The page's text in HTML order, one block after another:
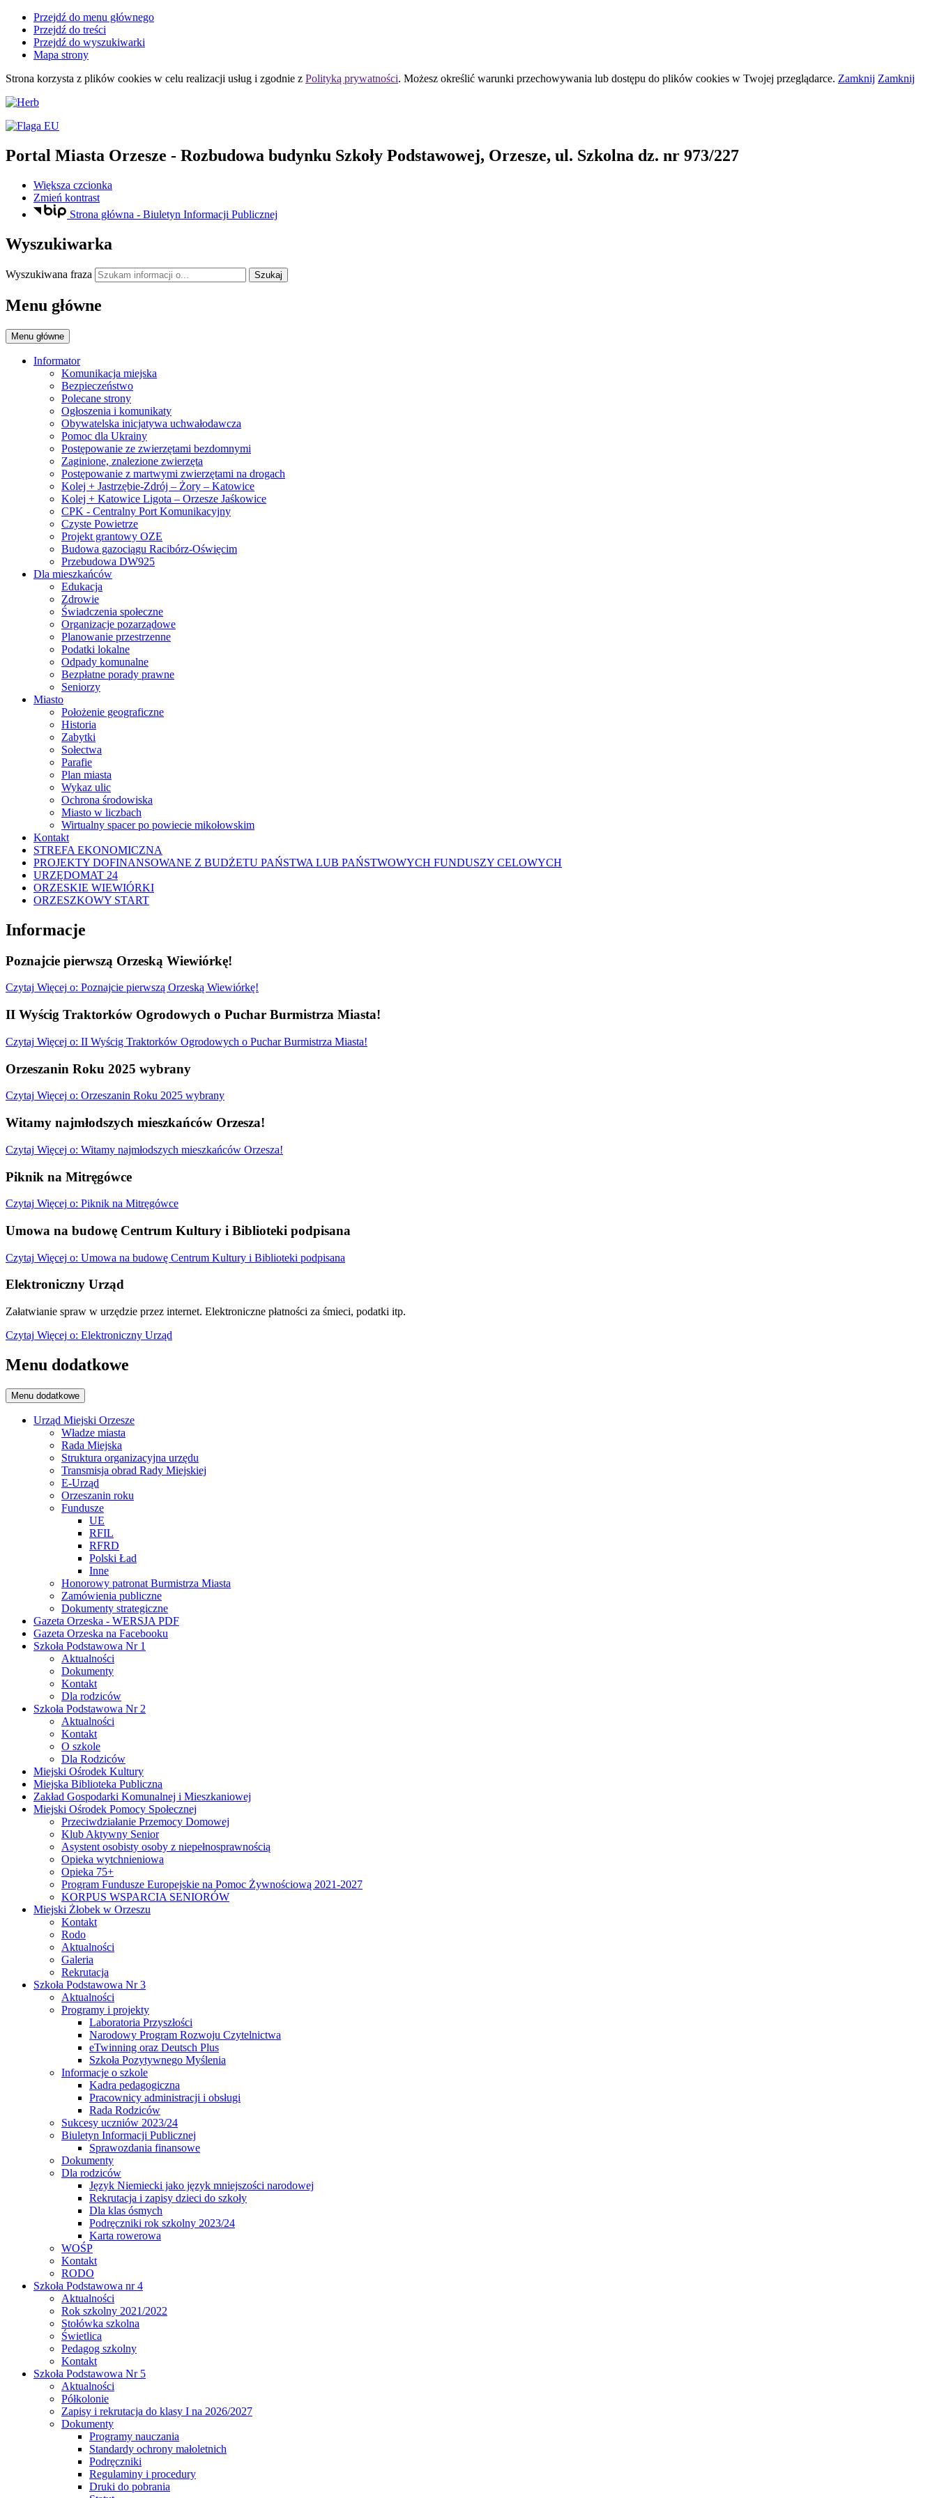
Przejdź do menu głównego
Przejdź do treści
Przejdź do wyszukiwarki
Mapa strony
Strona korzysta z plików cookies w celu realizacji usług i zgodnie z Polityką prywatności. Możesz określić warunki przechowywania lub dostępu do plików cookies w Twojej przeglądarce. Zamknij Zamknij
Portal Miasta Orzesze - Rozbudowa budynku Szkoły Podstawowej, Orzesze, ul. Szkolna dz. nr 973/227
Większa czcionka
Zmień kontrast
Strona główna - Biuletyn Informacji Publicznej
Wyszukiwarka
Wyszukiwana fraza Szukaj
Menu główne
Menu główne
Informator
Komunikacja miejska
Bezpieczeństwo
Polecane strony
Ogłoszenia i komunikaty
Obywatelska inicjatywa uchwałodawcza
Pomoc dla Ukrainy
Postępowanie ze zwierzętami bezdomnymi
Zaginione, znalezione zwierzęta
Postępowanie z martwymi zwierzętami na drogach
Kolej + Jastrzębie-Zdrój – Żory – Katowice
Kolej + Katowice Ligota – Orzesze Jaśkowice
CPK - Centralny Port Komunikacyjny
Czyste Powietrze
Projekt grantowy OZE
Budowa gazociągu Racibórz-Oświęcim
Przebudowa DW925
Dla mieszkańców
Edukacja
Zdrowie
Świadczenia społeczne
Organizacje pozarządowe
Planowanie przestrzenne
Podatki lokalne
Odpady komunalne
Bezpłatne porady prawne
Seniorzy
Miasto
Położenie geograficzne
Historia
Zabytki
Sołectwa
Parafie
Plan miasta
Wykaz ulic
Ochrona środowiska
Miasto w liczbach
Wirtualny spacer po powiecie mikołowskim
Kontakt
STREFA EKONOMICZNA
PROJEKTY DOFINANSOWANE Z BUDŻETU PAŃSTWA LUB PAŃSTWOWYCH FUNDUSZY CELOWYCH
URZĘDOMAT 24
ORZESKIE WIEWIÓRKI
ORZESZKOWY START
Informacje
Poznajcie pierwszą Orzeską Wiewiórkę!
Czytaj Więcej o: Poznajcie pierwszą Orzeską Wiewiórkę!
II Wyścig Traktorków Ogrodowych o Puchar Burmistrza Miasta!
Czytaj Więcej o: II Wyścig Traktorków Ogrodowych o Puchar Burmistrza Miasta!
Orzeszanin Roku 2025 wybrany
Czytaj Więcej o: Orzeszanin Roku 2025 wybrany
Witamy najmłodszych mieszkańców Orzesza!
Czytaj Więcej o: Witamy najmłodszych mieszkańców Orzesza!
Piknik na Mitręgówce
Czytaj Więcej o: Piknik na Mitręgówce
Umowa na budowę Centrum Kultury i Biblioteki podpisana
Czytaj Więcej o: Umowa na budowę Centrum Kultury i Biblioteki podpisana
Elektroniczny Urząd
Załatwianie spraw w urzędzie przez internet. Elektroniczne płatności za śmieci, podatki itp.
Czytaj Więcej o: Elektroniczny Urząd
Menu dodatkowe
Menu dodatkowe
Urząd Miejski Orzesze
Władze miasta
Rada Miejska
Struktura organizacyjna urzędu
Transmisja obrad Rady Miejskiej
E-Urząd
Orzeszanin roku
Fundusze
UE
RFIL
RFRD
Polski Ład
Inne
Honorowy patronat Burmistrza Miasta
Zamówienia publiczne
Dokumenty strategiczne
Gazeta Orzeska - WERSJA PDF
Gazeta Orzeska na Facebooku
Szkoła Podstawowa Nr 1
Aktualności
Dokumenty
Kontakt
Dla rodziców
Szkoła Podstawowa Nr 2
Aktualności
Kontakt
O szkole
Dla Rodziców
Miejski Ośrodek Kultury
Miejska Biblioteka Publiczna
Zakład Gospodarki Komunalnej i Mieszkaniowej
Miejski Ośrodek Pomocy Społecznej
Przeciwdziałanie Przemocy Domowej
Klub Aktywny Senior
Asystent osobisty osoby z niepełnosprawnością
Opieka wytchnieniowa
Opieka 75+
Program Fundusze Europejskie na Pomoc Żywnościową 2021-2027
KORPUS WSPARCIA SENIORÓW
Miejski Żłobek w Orzeszu
Kontakt
Rodo
Aktualności
Galeria
Rekrutacja
Szkoła Podstawowa Nr 3
Aktualności
Programy i projekty
Laboratoria Przyszłości
Narodowy Program Rozwoju Czytelnictwa
eTwinning oraz Deutsch Plus
Szkoła Pozytywnego Myślenia
Informacje o szkole
Kadra pedagogiczna
Pracownicy administracji i obsługi
Rada Rodziców
Sukcesy uczniów 2023/24
Biuletyn Informacji Publicznej
Sprawozdania finansowe
Dokumenty
Dla rodziców
Język Niemiecki jako język mniejszości narodowej
Rekrutacja i zapisy dzieci do szkoły
Dla klas ósmych
Podręczniki rok szkolny 2023/24
Karta rowerowa
WOŚP
Kontakt
RODO
Szkoła Podstawowa nr 4
Aktualności
Rok szkolny 2021/2022
Stołówka szkolna
Świetlica
Pedagog szkolny
Kontakt
Szkoła Podstawowa Nr 5
Aktualności
Półkolonie
Zapisy i rekrutacja do klasy I na 2026/2027
Dokumenty
Programy nauczania
Standardy ochrony małoletnich
Podręczniki
Regulaminy i procedury
Druki do pobrania